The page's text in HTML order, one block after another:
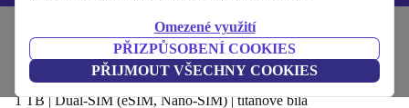
Omezené využití
PŘIZPŮSOBENÍ COOKIES
PŘIJMOUT VŠECHNY COOKIES
Mobily a smartphony iPhony
iPhone 15 Pro Max
1 TB | Dual-SIM (eSIM, Nano-SIM) | titanově bílá